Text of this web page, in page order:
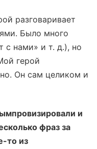
разговаривает
Было много
с нами» и т. д.), но
герой
Он сам целиком и
и
фраз за
то из